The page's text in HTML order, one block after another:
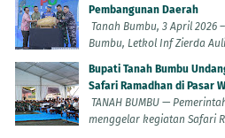
Pembangunan Daerah
Tanah Bumbu, 3 April 2026
Bumbu, Letkol Inf Zierda
Bupati Tanah Bumbu
Safari Ramadhan di Pasar
TANAH BUMBU —
menggelar kegiatan Safari